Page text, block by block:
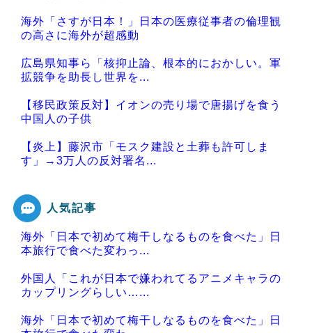
海外「さすが日本！」日本の医療従事者の倫理観
の高さに海外が超感動
広島県知事ら「核抑止論、根本的におかしい。軍
拡競争を助長し世界を...
【移民政策反対】イオンの売り場で唐揚げを食う
中国人の子供
【炎上】藤沢市「モスク建設と土葬も許可しま
す」→3万人の反対署名...
Powered by livedoor 相互RSS
人気記事
海外「日本で初めて梅干しなるものを食べた」日
本旅行で食べた変わっ...
外国人「これが日本で嫌われてるアニメキャラの
カップリングらしい…...
海外「日本で初めて梅干しなるものを食べた」日